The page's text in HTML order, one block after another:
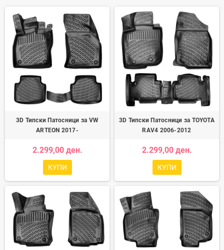
3D Типски Патосници за VW
ARTEON 2017-
2.299,00 ден.
КУПИ
3D Типски Патосници за TOYOTA
RAV4 2006-2012
2.299,00 ден.
КУПИ